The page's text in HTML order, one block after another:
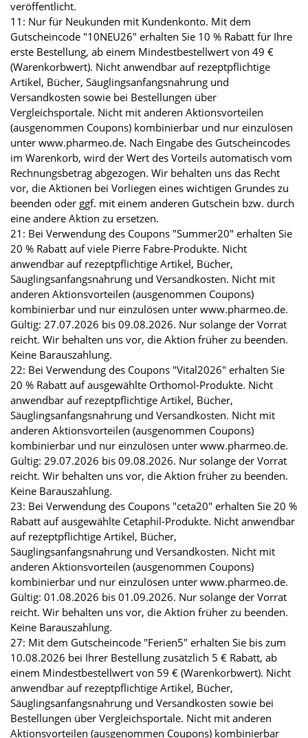
veröffentlicht.
11: Nur für Neukunden mit Kundenkonto. Mit dem
Gutscheincode "10NEU26" erhalten Sie 10 % Rabatt für Ihre
erste Bestellung, ab einem Mindestbestellwert von 49 €
(Warenkorbwert). Nicht anwendbar auf rezeptpflichtige
Artikel, Bücher, Säuglingsanfangsnahrung und
Versandkosten sowie bei Bestellungen über
Vergleichsportale. Nicht mit anderen Aktionsvorteilen
(ausgenommen Coupons) kombinierbar und nur einzulösen
unter www.pharmeo.de. Nach Eingabe des Gutscheincodes
im Warenkorb, wird der Wert des Vorteils automatisch vom
Rechnungsbetrag abgezogen. Wir behalten uns das Recht
vor, die Aktionen bei Vorliegen eines wichtigen Grundes zu
beenden oder ggf. mit einem anderen Gutschein bzw. durch
eine andere Aktion zu ersetzen.
21: Bei Verwendung des Coupons "Summer20" erhalten Sie
20 % Rabatt auf viele Pierre Fabre-Produkte. Nicht
anwendbar auf rezeptpflichtige Artikel, Bücher,
Säuglingsanfangsnahrung und Versandkosten. Nicht mit
anderen Aktionsvorteilen (ausgenommen Coupons)
kombinierbar und nur einzulösen unter www.pharmeo.de.
Gültig: 27.07.2026 bis 09.08.2026. Nur solange der Vorrat
reicht. Wir behalten uns vor, die Aktion früher zu beenden.
Keine Barauszahlung.
22: Bei Verwendung des Coupons "Vital2026" erhalten Sie
20 % Rabatt auf ausgewählte Orthomol-Produkte. Nicht
anwendbar auf rezeptpflichtige Artikel, Bücher,
Säuglingsanfangsnahrung und Versandkosten. Nicht mit
anderen Aktionsvorteilen (ausgenommen Coupons)
kombinierbar und nur einzulösen unter www.pharmeo.de.
Gültig: 29.07.2026 bis 09.08.2026. Nur solange der Vorrat
reicht. Wir behalten uns vor, die Aktion früher zu beenden.
Keine Barauszahlung.
23: Bei Verwendung des Coupons "ceta20" erhalten Sie 20 %
Rabatt auf ausgewählte Cetaphil-Produkte. Nicht anwendbar
auf rezeptpflichtige Artikel, Bücher,
Säuglingsanfangsnahrung und Versandkosten. Nicht mit
anderen Aktionsvorteilen (ausgenommen Coupons)
kombinierbar und nur einzulösen unter www.pharmeo.de.
Gültig: 01.08.2026 bis 01.09.2026. Nur solange der Vorrat
reicht. Wir behalten uns vor, die Aktion früher zu beenden.
Keine Barauszahlung.
27: Mit dem Gutscheincode "Ferien5" erhalten Sie bis zum
10.08.2026 bei Ihrer Bestellung zusätzlich 5 € Rabatt, ab
einem Mindestbestellwert von 59 € (Warenkorbwert). Nicht
anwendbar auf rezeptpflichtige Artikel, Bücher,
Säuglingsanfangsnahrung und Versandkosten sowie bei
Bestellungen über Vergleichsportale. Nicht mit anderen
Aktionsvorteilen (ausgenommen Coupons) kombinierbar